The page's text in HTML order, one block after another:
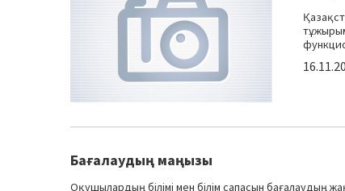
Бағалаудың маңызы
Оқушылардың білімі мен білім сапасын бағалаудың